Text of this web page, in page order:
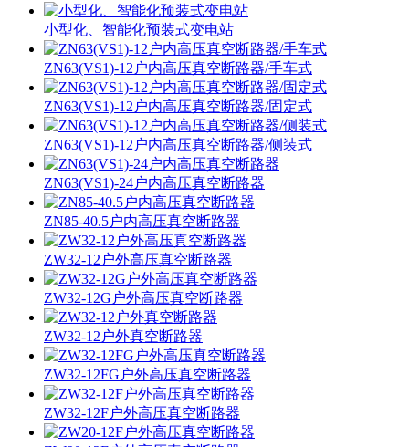
小型化、智能化预装式变电站
ZN63(VS1)-12户内高压真空断路器/手车式
ZN63(VS1)-12户内高压真空断路器/固定式
ZN63(VS1)-12户内高压真空断路器/侧装式
ZN63(VS1)-24户内高压真空断路器
ZN85-40.5户内高压真空断路器
ZW32-12户外高压真空断路器
ZW32-12G户外高压真空断路器
ZW32-12户外真空断路器
ZW32-12FG户外高压真空断路器
ZW32-12F户外高压真空断路器